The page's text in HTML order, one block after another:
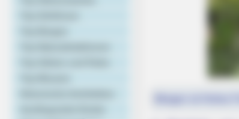
10 Incredible FIFA 2026